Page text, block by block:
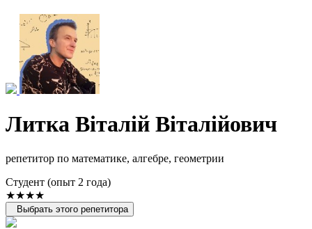
Литка Віталій Віталійович
репетитор по математике, алгебре, геометрии
Cтудент (опыт 2 года)
★★★★
Выбрать этого репетитора